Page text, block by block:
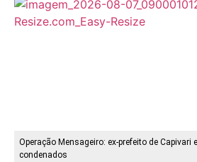
Operação Mensageiro: ex-prefeito de Capivari
condenados